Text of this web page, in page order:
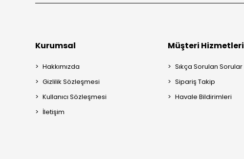
Kurumsal
Hakkımızda
Gizlilik Sözleşmesi
Kullanıcı Sözleşmesi
İletişim
Müşteri Hizmetleri
Sıkça Sorulan Sorular
Sipariş Takip
Havale Bildirimleri